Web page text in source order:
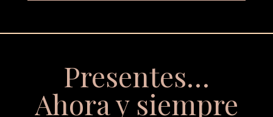
Presentes…
Ahora y siempre